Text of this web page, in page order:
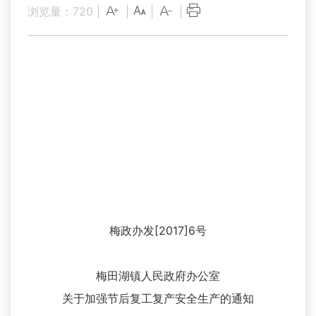
浏览量： 720
梅政办发[2017]6号
梅田湖镇人民政府办公室
关于加强节后复工复产安全生产的通知